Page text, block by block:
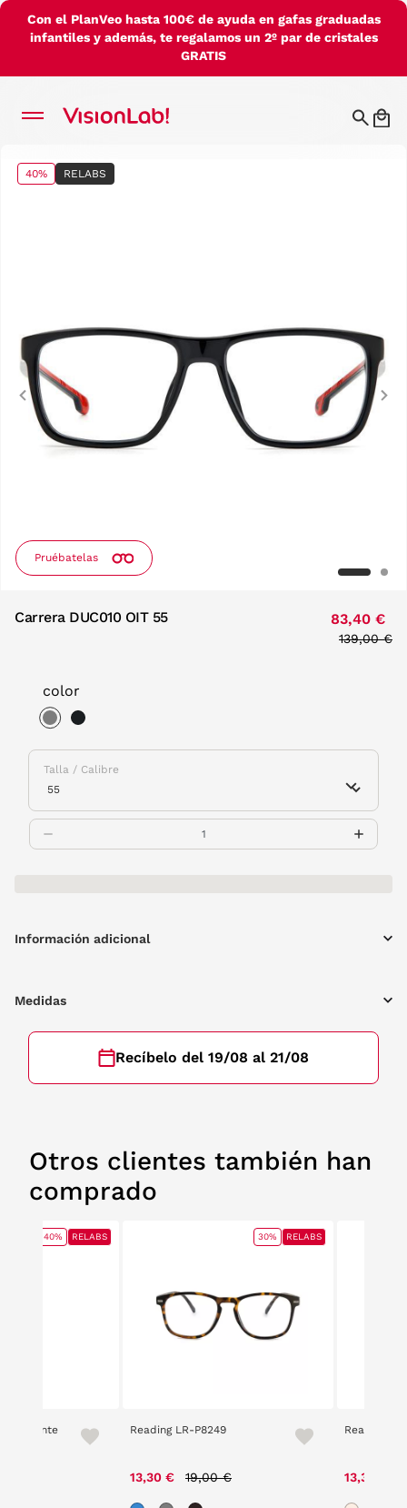
Con el PlanVeo hasta 100€ de ayuda en gafas graduadas
infantiles y además, te regalamos un 2º par de cristales
GRATIS
40% RELABS
Pruébatelas
Previous
Carrera DUC010 OIT 55 83,40 €
Price
139,00 €
color
Talla / Calibre
Información adicional
Medidas
Recíbelo del 19/08 al 21/08
Otros clientes también han
comprado
40% RELABS
Reading LR-P8249
13,30 € 19,00 €
30% RELABS
Reading
13,30 €